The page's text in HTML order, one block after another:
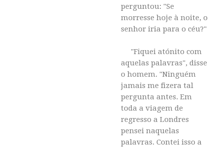
perguntou: "Se
morresse hoje à noite, o
senhor iria para o céu?"
"Fiquei atónito com
aquelas palavras", disse
o homem. "Ninguém
jamais me fizera tal
pergunta antes. Em
toda a viagem de
regresso a Londres
pensei naquelas
palavras. Contei isso a